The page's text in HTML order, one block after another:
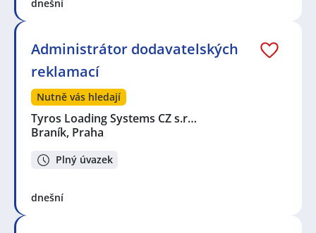
dnešní
Administrátor dodavatelských
reklamací
Nutně vás hledají
Tyros Loading Systems CZ s.r…
Braník, Praha
Plný úvazek
dnešní